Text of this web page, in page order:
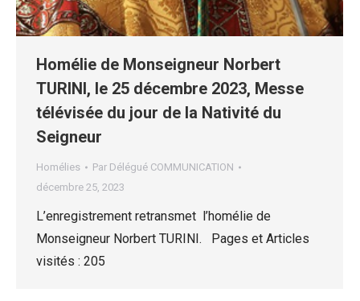
Homélie de Monseigneur Norbert
TURINI, le 25 décembre 2023, Messe
télévisée du jour de la Nativité du
Seigneur
Homélies Par Délégué COMMUNICATION
décembre 25, 2023
L’enregistrement retransmet l’homélie de
Monseigneur Norbert TURINI. Pages et Articles
visités : 205